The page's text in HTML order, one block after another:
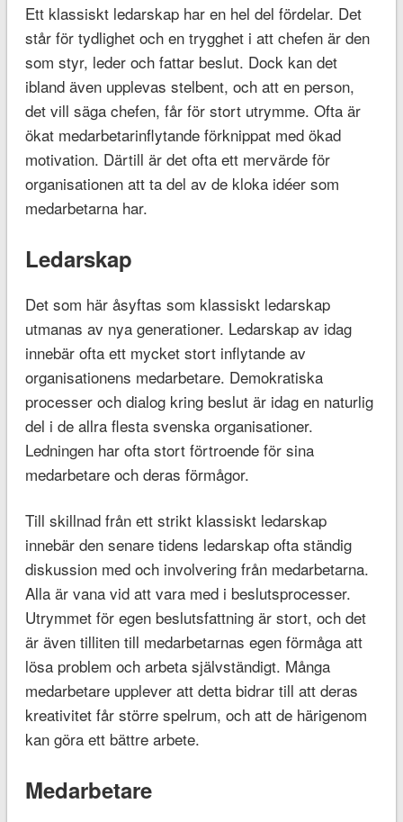
Ett klassiskt ledarskap har en hel del fördelar. Det
står för tydlighet och en trygghet i att chefen är den
som styr, leder och fattar beslut. Dock kan det
ibland även upplevas stelbent, och att en person,
det vill säga chefen, får för stort utrymme. Ofta är
ökat medarbetarinflytande förknippat med ökad
motivation. Därtill är det ofta ett mervärde för
organisationen att ta del av de kloka idéer som
medarbetarna har.
Ledarskap
Det som här åsyftas som klassiskt ledarskap
utmanas av nya generationer. Ledarskap av idag
innebär ofta ett mycket stort inflytande av
organisationens medarbetare. Demokratiska
processer och dialog kring beslut är idag en naturlig
del i de allra flesta svenska organisationer.
Ledningen har ofta stort förtroende för sina
medarbetare och deras förmågor.
Till skillnad från ett strikt klassiskt ledarskap
innebär den senare tidens ledarskap ofta ständig
diskussion med och involvering från medarbetarna.
Alla är vana vid att vara med i beslutsprocesser.
Utrymmet för egen beslutsfattning är stort, och det
är även tilliten till medarbetarnas egen förmåga att
lösa problem och arbeta självständigt. Många
medarbetare upplever att detta bidrar till att deras
kreativitet får större spelrum, och att de härigenom
kan göra ett bättre arbete.
Medarbetare